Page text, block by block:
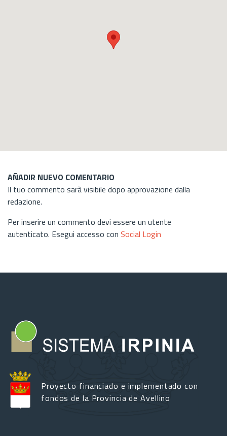
AÑADIR NUEVO COMENTARIO
Il tuo commento sarà visibile dopo approvazione dalla
redazione.
Per inserire un commento devi essere un utente
autenticato. Esegui accesso con Social Login
Proyecto financiado e implementado con
fondos de la Provincia de Avellino